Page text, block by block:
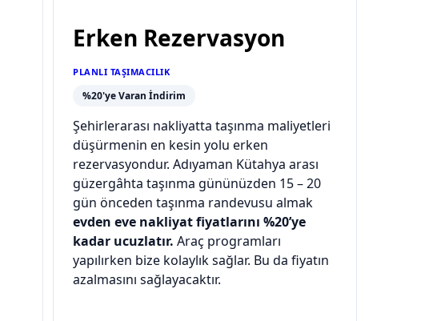
Erken Rezervasyon
PLANLI TAŞIMACILIK
%20'ye Varan İndirim
Şehirlerarası nakliyatta taşınma maliyetleri
düşürmenin en kesin yolu erken
rezervasyondur. Adıyaman Kütahya arası
güzergâhta taşınma gününüzden 15 – 20
gün önceden taşınma randevusu almak
evden eve nakliyat fiyatlarını %20’ye
kadar ucuzlatır. Araç programları
yapılırken bize kolaylık sağlar. Bu da fiyatın
azalmasını sağlayacaktır.